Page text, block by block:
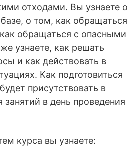
отходами. Вы узнаете о
о том, как обращаться
обращаться с опасными
узнаете, как решать
и как действовать в
Как подготовиться
присутствовать в
занятий в день проведения
курса вы узнаете: